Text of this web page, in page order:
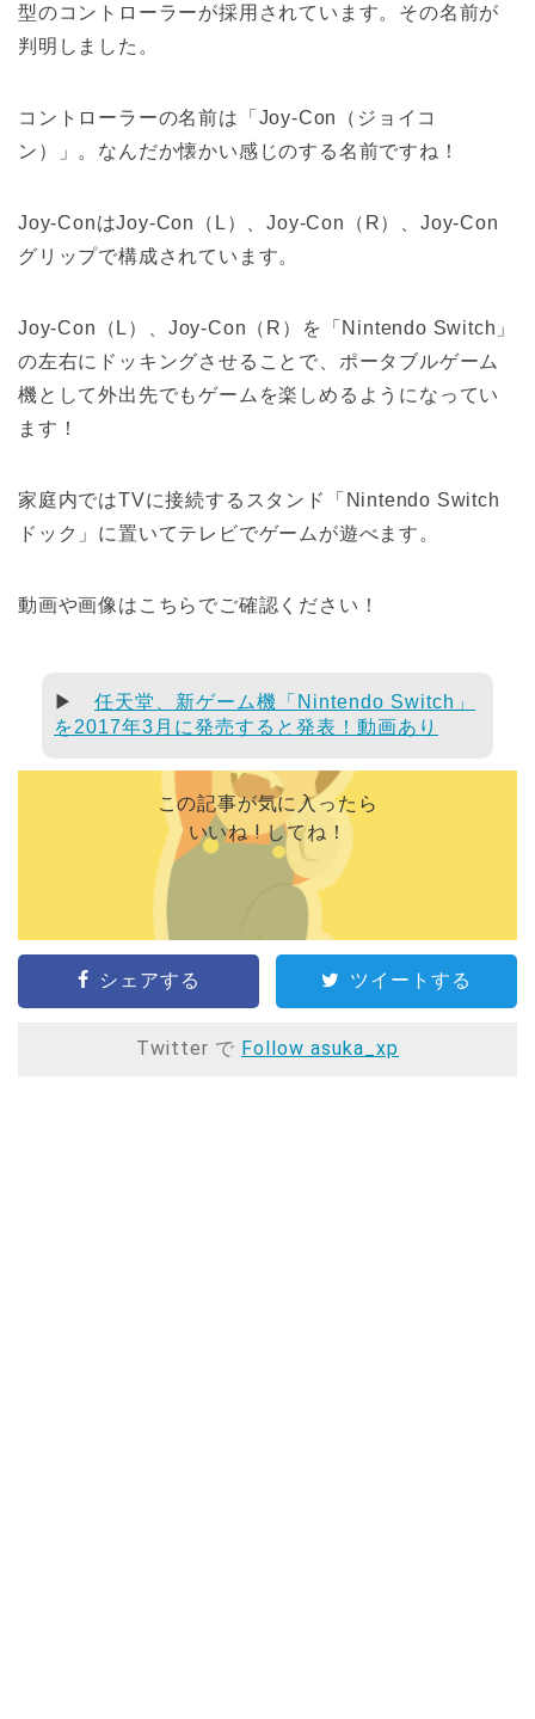
型のコントローラーが採用されています。その名前が
判明しました。
コントローラーの名前は「Joy-Con（ジョイコ
ン）」。なんだか懐かい感じのする名前ですね！
Joy-ConはJoy-Con（L）、Joy-Con（R）、Joy-Con
グリップで構成されています。
Joy-Con（L）、Joy-Con（R）を「Nintendo Switch」
の左右にドッキングさせることで、ポータブルゲーム
機として外出先でもゲームを楽しめるようになってい
ます！
家庭内ではTVに接続するスタンド「Nintendo Switch
ドック」に置いてテレビでゲームが遊べます。
動画や画像はこちらでご確認ください！
▶ 任天堂、新ゲーム機「Nintendo Switch」
を2017年3月に発売すると発表！動画あり
この記事が気に入ったら
いいね ! してね！
シェアする ツイートする
Twitter で Follow asuka_xp